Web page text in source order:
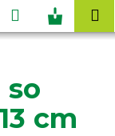
Hľadať
so
cm